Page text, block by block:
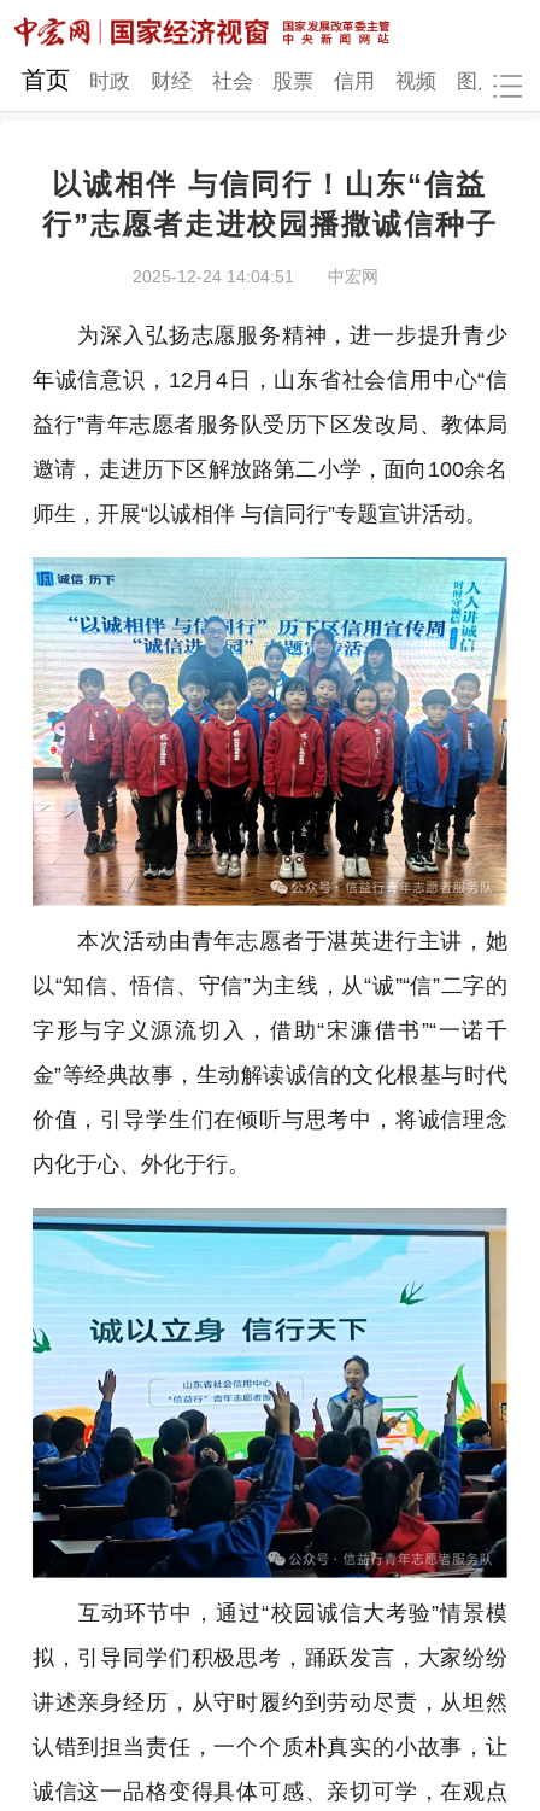
网站地图
时政 财经 社会 股票
图片
地方发展
首页 时政 财经 社会 股票 信用 视频 图片
以诚相伴 与信同行！山东“信益
行”志愿者走进校园播撒诚信种子
2025-12-24 14:04:51 中宏网
为深入弘扬志愿服务精神，进一步提升青少
年诚信意识，12月4日，山东省社会信用中心“信
益行”青年志愿者服务队受历下区发改局、教体局
邀请，走进历下区解放路第二小学，面向100余名
师生，开展“以诚相伴 与信同行”专题宣讲活动。
本次活动由青年志愿者于湛英进行主讲，她
以“知信、悟信、守信”为主线，从“诚”“信”二字的
字形与字义源流切入，借助“宋濂借书”“一诺千
金”等经典故事，生动解读诚信的文化根基与时代
价值，引导学生们在倾听与思考中，将诚信理念
内化于心、外化于行。
互动环节中，通过“校园诚信大考验”情景模
拟，引导同学们积极思考，踊跃发言，大家纷纷
讲述亲身经历，从守时履约到劳动尽责，从坦然
认错到担当责任，一个个质朴真实的小故事，让
诚信这一品格变得具体可感、亲切可学，在观点